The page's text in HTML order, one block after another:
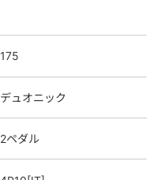
175
デュオニック
2ペダル